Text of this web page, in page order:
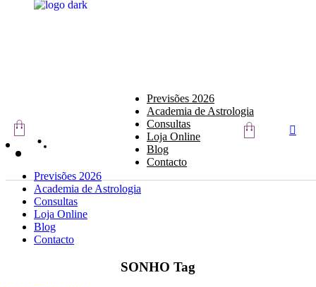
Previsões 2026
Academia de Astrologia
Consultas
Loja Online
Blog
Contacto
Previsões 2026
Academia de Astrologia
Consultas
Loja Online
Blog
Contacto
SONHO Tag